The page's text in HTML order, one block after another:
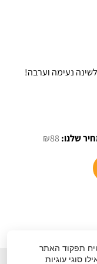
לשינה נעימה וערבה!
₪88 המחיר
תפקוד האתר
סוגי עוגיות